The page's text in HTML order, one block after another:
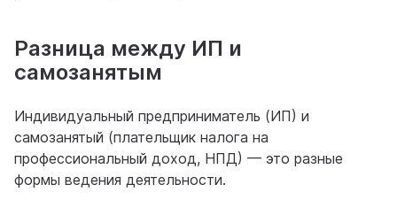
Разница между ИП и
самозанятым
Индивидуальный предприниматель (ИП) и
самозанятый (плательщик налога на
профессиональный доход, НПД) — это разные
формы ведения деятельности.